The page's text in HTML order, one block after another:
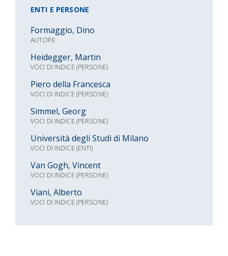
ENTI E PERSONE
Formaggio, Dino
AUTORE
Heidegger, Martin
VOCI DI INDICE (PERSONE)
Piero della Francesca
VOCI DI INDICE (PERSONE)
Simmel, Georg
VOCI DI INDICE (PERSONE)
Università degli Studi di Milano
VOCI DI INDICE (ENTI)
Van Gogh, Vincent
VOCI DI INDICE (PERSONE)
Viani, Alberto
VOCI DI INDICE (PERSONE)